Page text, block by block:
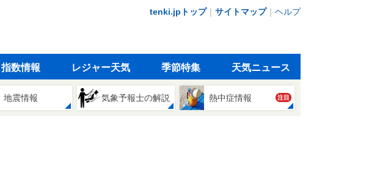
tenki.jpトップ｜ サイトマップ｜ ヘルプ
指数情報 レジャー天気 季節特集 天気ニュース
地震情報 気象予報士の解説 熱中症情報 注目